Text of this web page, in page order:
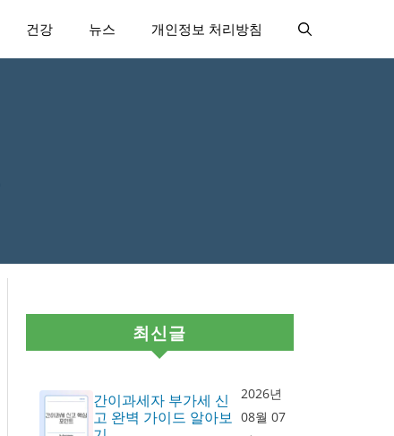
건강 뉴스 개인정보 처리방침
최신글
간이과세자 부가세 신
고 완벽 가이드 알아보
2026년
08월 07